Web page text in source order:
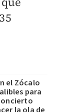
el Zócalo
para